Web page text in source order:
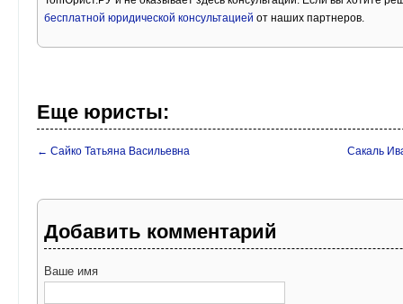
бесплатной юридической консультацией от наших партнеров.
Еще юристы:
← Сайко Татьяна Васильевна Сакаль
Добавить комментарий
Ваше имя